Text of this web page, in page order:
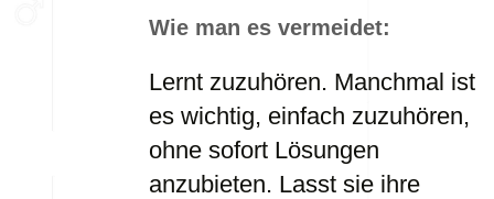
Wie man es vermeidet:
Lernt zuzuhören. Manchmal ist
es wichtig, einfach zuzuhören,
ohne sofort Lösungen
anzubieten. Lasst sie ihre